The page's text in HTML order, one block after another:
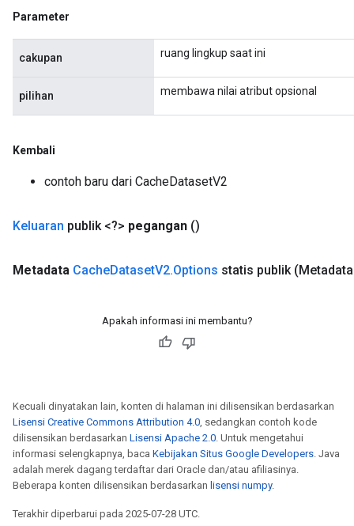
Parameter
cakupan ruang lingkup saat ini
pilihan membawa nilai atribut opsional
Kembali
contoh baru dari CacheDatasetV2
Keluaran publik <?> pegangan ()
Metadata CacheDatasetV2.Options statis publik
Apakah informasi ini membantu?
Kecuali dinyatakan lain, konten di halaman ini dilisensikan berdasarkan
Lisensi Creative Commons Attribution 4.0, sedangkan contoh kode
dilisensikan berdasarkan Lisensi Apache 2.0. Untuk mengetahui
informasi selengkapnya, baca Kebijakan Situs Google Developers. Java
adalah merek dagang terdaftar dari Oracle dan/atau afiliasinya.
Beberapa konten dilisensikan berdasarkan lisensi numpy.
Terakhir diperbarui pada 2025-07-28 UTC.